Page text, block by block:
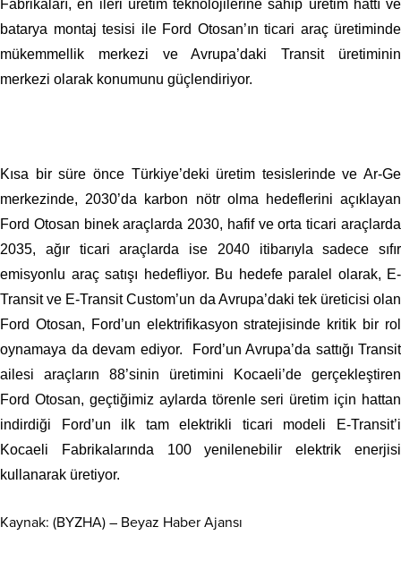
Fabrikaları, en ileri üretim teknolojilerine sahip üretim hattı ve
batarya montaj tesisi ile Ford Otosan’ın ticari araç üretiminde
mükemmellik merkezi ve Avrupa’daki Transit üretiminin
merkezi olarak konumunu güçlendiriyor.
Kısa bir süre önce Türkiye’deki üretim tesislerinde ve Ar-Ge
merkezinde, 2030’da karbon nötr olma hedeflerini açıklayan
Ford Otosan binek araçlarda 2030, hafif ve orta ticari araçlarda
2035, ağır ticari araçlarda ise 2040 itibarıyla sadece sıfır
emisyonlu araç satışı hedefliyor. Bu hedefe paralel olarak, E-
Transit ve E-Transit Custom’un da Avrupa’daki tek üreticisi olan
Ford Otosan, Ford’un elektrifikasyon stratejisinde kritik bir rol
oynamaya da devam ediyor. Ford’un Avrupa’da sattığı Transit
ailesi araçların 88’sinin üretimini Kocaeli’de gerçekleştiren
Ford Otosan, geçtiğimiz aylarda törenle seri üretim için hattan
indirdiği Ford’un ilk tam elektrikli ticari modeli E-Transit’i
Kocaeli Fabrikalarında 100 yenilenebilir elektrik enerjisi
kullanarak üretiyor.
Kaynak: (BYZHA) – Beyaz Haber Ajansı